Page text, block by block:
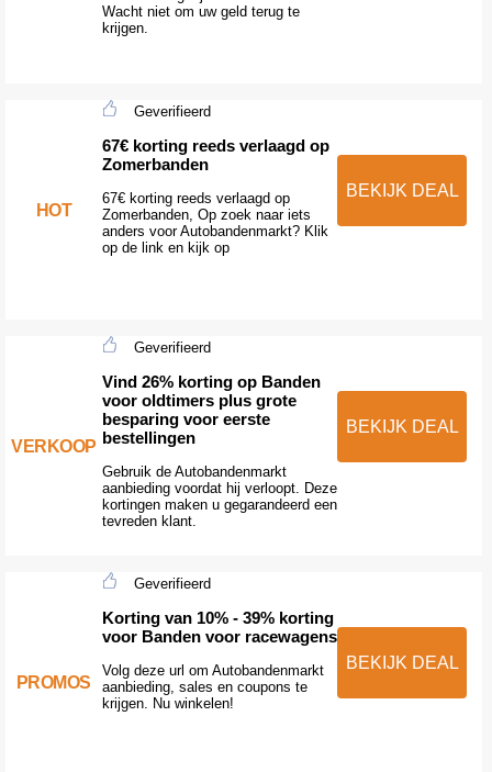
Wacht niet om uw geld terug te
krijgen.
HOT
Geverifieerd
67€ korting reeds verlaagd op
Zomerbanden
67€ korting reeds verlaagd op
Zomerbanden, Op zoek naar iets
anders voor Autobandenmarkt? Klik
op de link en kijk op
BEKIJK DEAL
VERKOOP
Geverifieerd
Vind 26% korting op Banden
voor oldtimers plus grote
besparing voor eerste
bestellingen
Gebruik de Autobandenmarkt
aanbieding voordat hij verloopt. Deze
kortingen maken u gegarandeerd een
tevreden klant.
BEKIJK DEAL
PROMOS
Geverifieerd
Korting van 10% - 39% korting
voor Banden voor racewagens
Volg deze url om Autobandenmarkt
aanbieding, sales en coupons te
krijgen. Nu winkelen!
BEKIJK DEAL